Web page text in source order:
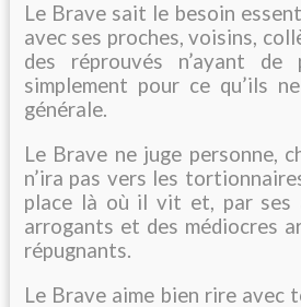
Le Brave sait le besoin
avec ses proches, voisins,
des réprouvés n’ayant
simplement pour ce qu’ils
générale.
Le Brave ne juge personne,
n’ira pas vers les
place là où il vit et, par ses
arrogants et des médiocres
répugnants.
Le Brave aime bien rire avec